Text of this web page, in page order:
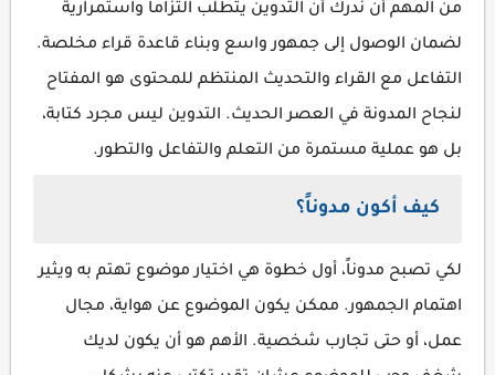
من المهم أن ندرك أن التدوين يتطلب التزاماً واستمرارية
لضمان الوصول إلى جمهور واسع وبناء قاعدة قراء مخلصة.
التفاعل مع القراء والتحديث المنتظم للمحتوى هو المفتاح
لنجاح المدونة في العصر الحديث. التدوين ليس مجرد كتابة،
بل هو عملية مستمرة من التعلم والتفاعل والتطور.
كيف أكون مدوناً؟
لكي تصبح مدوناً، أول خطوة هي اختيار موضوع تهتم به ويثير
اهتمام الجمهور. ممكن يكون الموضوع عن هواية، مجال
عمل، أو حتى تجارب شخصية. الأهم هو أن يكون لديك